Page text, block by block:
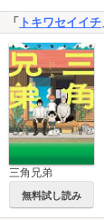
「 トキワセイイチ
三角兄弟
無料試し読み